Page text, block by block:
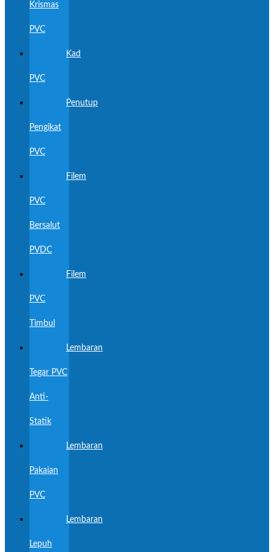
Krismas
PVC
Kad
PVC
Penutup
Pengikat
PVC
Filem
PVC
Bersalut
PVDC
Filem
PVC
Timbul
Lembaran
Tegar PVC
Anti-
Statik
Lembaran
Pakaian
PVC
Lembaran
Lepuh